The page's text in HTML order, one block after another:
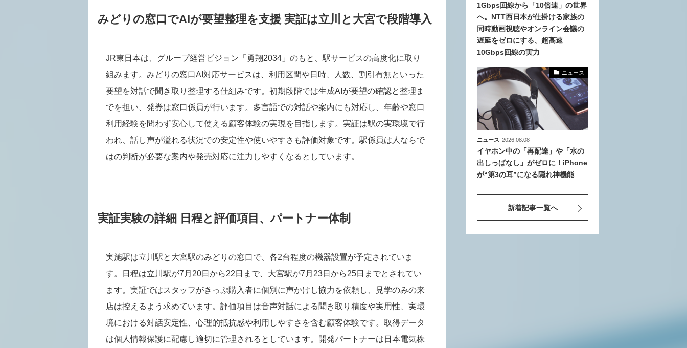
みどりの窓口でAIが要望整理を支援 実証は立川と大宮で段階導入
JR東日本は、グループ経営ビジョン「勇翔2034」のもと、駅サービスの高度化に取り
組みます。みどりの窓口AI対応サービスは、利用区間や日時、人数、割引有無といった
要望を対話で聞き取り整理する仕組みです。初期段階では生成AIが要望の確認と整理ま
でを担い、発券は窓口係員が行います。多言語での対話や案内にも対応し、年齢や窓口
利用経験を問わず安心して使える顧客体験の実現を目指します。実証は駅の実環境で行
われ、話し声が溢れる状況での安定性や使いやすさも評価対象です。駅係員は人ならで
はの判断が必要な案内や発売対応に注力しやすくなるとしています。
実証実験の詳細 日程と評価項目、パートナー体制
実施駅は立川駅と大宮駅のみどりの窓口で、各2台程度の機器設置が予定されていま
す。日程は立川駅が7月20日から22日まで、大宮駅が7月23日から25日までとされてい
ます。実証ではスタッフがきっぷ購入者に個別に声かけし協力を依頼し、見学のみの来
店は控えるよう求めています。評価項目は音声対話による聞き取り精度や実用性、実環
境における対話安定性、心理的抵抗感や利用しやすさを含む顧客体験です。取得データ
は個人情報保護に配慮し適切に管理されるとしています。開発パートナーは日本電気株
1Gbps回線から「10倍速」の世界
へ。NTT西日本が仕掛ける家族の
同時動画視聴やオンライン会議の
遅延をゼロにする、超高速
10Gbps回線の実力
ニュース
ニュース 2026.08.08
イヤホン中の「再配達」や「水の
出しっぱなし」がゼロに！iPhone
が“第3の耳”になる隠れ神機能
新着記事一覧へ